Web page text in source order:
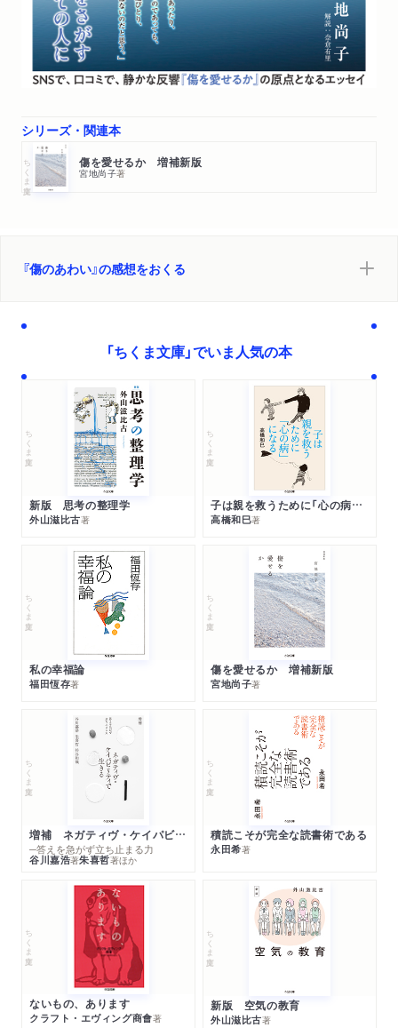
シリーズ・関連本
ちくま文庫 傷を愛せるか 増補新版
宮地尚子著
『傷のあわい』の感想をおくる
「ちくま文庫」でいま人気の本
ちくま文庫
新版 思考の整理学
外山滋比古著
ちくま文庫
子は親を救うために「心の病」になる
高橋和巳著
ちくま文庫
私の幸福論
福田恆存著
ちくま文庫
傷を愛せるか 増補新版
宮地尚子著
ちくま文庫
増補 ネガティヴ・ケイパビリティで生きる
─答えを急がず立ち止まる力
谷川嘉浩著朱喜哲著ほか
ちくま文庫
積読こそが完全な読書術である
永田希著
ちくま文庫
ないもの、あります
クラフト・エヴィング商會著
ちくま文庫
新版 空気の教育
外山滋比古著